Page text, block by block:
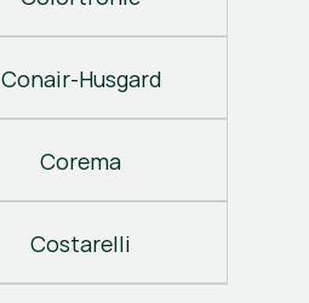
Conair-Husgard
Corema
Costarelli